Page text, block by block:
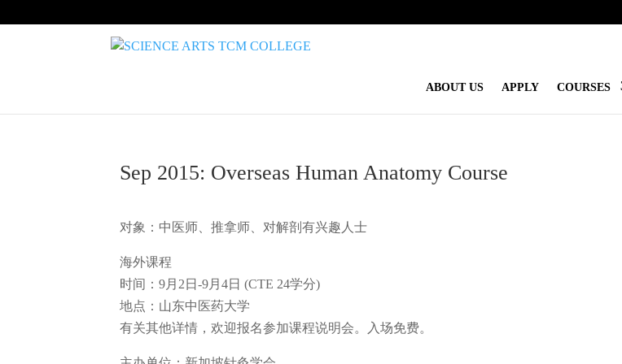
ABOUT US APPLY COURSES
Sep 2015: Overseas Human Anatomy Course
对象：中医师、推拿师、对解剖有兴趣人士
海外课程
时间：9月2日-9月4日 (CTE 24学分)
地点：山东中医药大学
有关其他详情，欢迎报名参加课程说明会。入场免费。